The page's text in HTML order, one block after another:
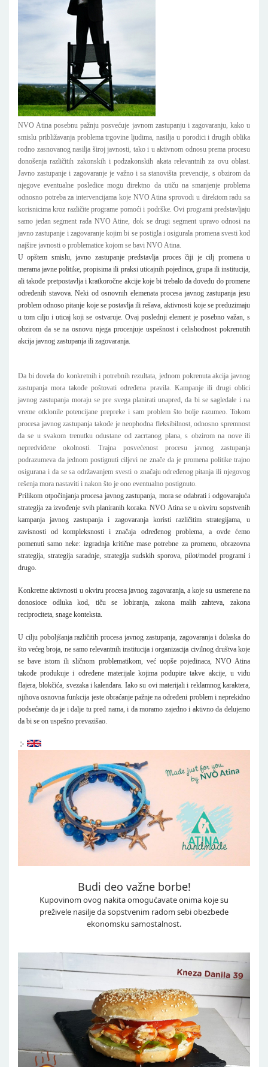
NVO Atina posebnu pažnju posvećuje javnom zastupanju i zagovaranju, kako u
smislu približavanja problema trgovine ljudima, nasilja u porodici i drugih oblika
rodno zasnovanog nasilja široj javnosti, tako i u aktivnom odnosu prema procesu
donošenja različitih zakonskih i podzakonskih akata relevantnih za ovu oblast.
Javno zastupanje i zagovaranje je važno i sa stanovišta prevencije, s obzirom da
njegove eventualne posledice mogu direktno da utiču na smanjenje problema
odnosno potreba za intervencijama koje NVO Atina sprovodi u direktom radu sa
korisnicima kroz različite programe pomoći i podrške. Ovi programi predstavljaju
samo jedan segment rada NVO Atine, dok se drugi segment upravo odnosi na
javno zastupanje i zagovaranje kojim bi se postigla i osigurala promena svesti kod
najšire javnosti o problematice kojom se bavi NVO Atina.
U opštem smislu, javno zastupanje predstavlja proces čiji je cilj promena u
merama javne politike, propisima ili praksi uticajnih pojedinca, grupa ili institucija,
ali takođe pretpostavlja i kratkoročne akcije koje bi trebalo da dovedu do promene
određenih stavova. Neki od osnovnih elemenata procesa javnog zastupanja jesu
problem odnoso pitanje koje se postavlja ili rešava, aktivnosti koje se preduzimaju
u tom cilju i uticaj koji se ostvaruje. Ovaj poslednji element je posebno važan, s
obzirom da se na osnovu njega procenjuje uspešnost i celishodnost pokrenutih
akcija javnog zastupanja ili zagovaranja.
Da bi dovela do konkretnih i potrebnih rezultata, jednom pokrenuta akcija javnog
zastupanja mora takođe poštovati određena pravila. Kampanje ili drugi oblici
javnog zastupanja moraju se pre svega planirati unapred, da bi se sagledale i na
vreme otklonile potencijane prepreke i sam problem što bolje razumeo. Tokom
procesa javnog zastupanja takođe je neophodna fleksibilnost, odnosno spremnost
da se u svakom trenutku odustane od zacrtanog plana, s obzirom na nove ili
nepredviđene okolnosti. Trajna posvećenost procesu javnog zastupanja
podrazumeva da jednom postignuti ciljevi ne znače da je promena politike trajno
osigurana i da se sa održavanjem svesti o značaju određenog pitanja ili njegovog
rešenja mora nastaviti i nakon što je ono eventualno postignuto.
Prilikom otpočinjanja procesa javnog zastupanja, mora se odabrati i odgovarajuća
strategija za izvođenje svih planiranih koraka. NVO Atina se u okviru sopstvenih
kampanja javnog zastupanja i zagovaranja koristi različitim strategijama, u
zavisnosti od kompleksnosti i značaja određenog problema, a ovde ćemo
pomenuti samo neke: izgradnja kritične mase potrebne za promenu, obrazovna
strategija, strategija saradnje, strategija sudskih sporova, pilot/model programi i
drugo.
Konkretne aktivnosti u okviru procesa javnog zagovaranja, a koje su usmerene na
donosioce odluka kod, tiču se lobiranja, zakona malih zahteva, zakona
reciprociteta, snage konteksta.
U cilju poboljšanja različitih procesa javnog zastupanja, zagovaranja i dolaska do
što većeg broja, ne samo relevantnih institucija i organizacija civilnog društva koje
se bave istom ili sličnom problematikom, već uopše pojedinaca, NVO Atina
takođe produkuje i određene materijale kojima podupire takve akcije, u vidu
flajera, blokčića, svezaka i kalendara. Iako su ovi materijali i reklamnog karaktera,
njihova osnovna funkcija jeste obraćanje pažnje na određeni problem i neprekidno
podsećanje da je i dalje tu pred nama, i da moramo zajedno i aktivno da delujemo
da bi se on uspešno prevazišao.
Budi deo važne borbe!
Kupovinom ovog nakita omogućavate onima koje su
preživele nasilje da sopstvenim radom sebi obezbede
ekonomsku samostalnost.